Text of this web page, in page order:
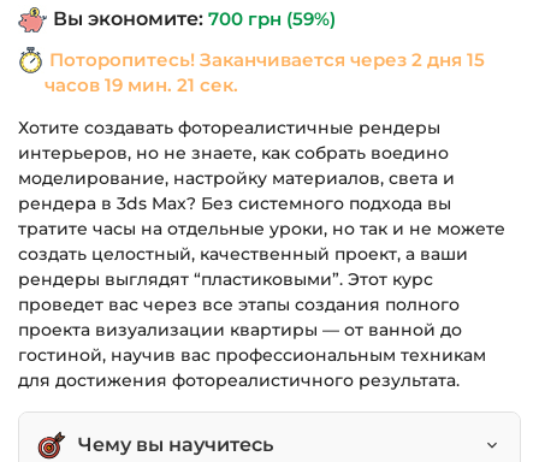
1,190 грн.
Вы экономите: 700 грн (59%)
Поторопитесь! Заканчивается через 2 дня 15
часов 19 мин. 21 сек.
Хотите создавать фотореалистичные рендеры
интерьеров, но не знаете, как собрать воедино
моделирование, настройку материалов, света и
рендера в 3ds Max? Без системного подхода вы
тратите часы на отдельные уроки, но так и не можете
создать целостный, качественный проект, а ваши
рендеры выглядят “пластиковыми”. Этот курс
проведет вас через все этапы создания полного
проекта визуализации квартиры — от ванной до
гостиной, научив вас профессиональным техникам
для достижения фотореалистичного результата.
Чему вы научитесь